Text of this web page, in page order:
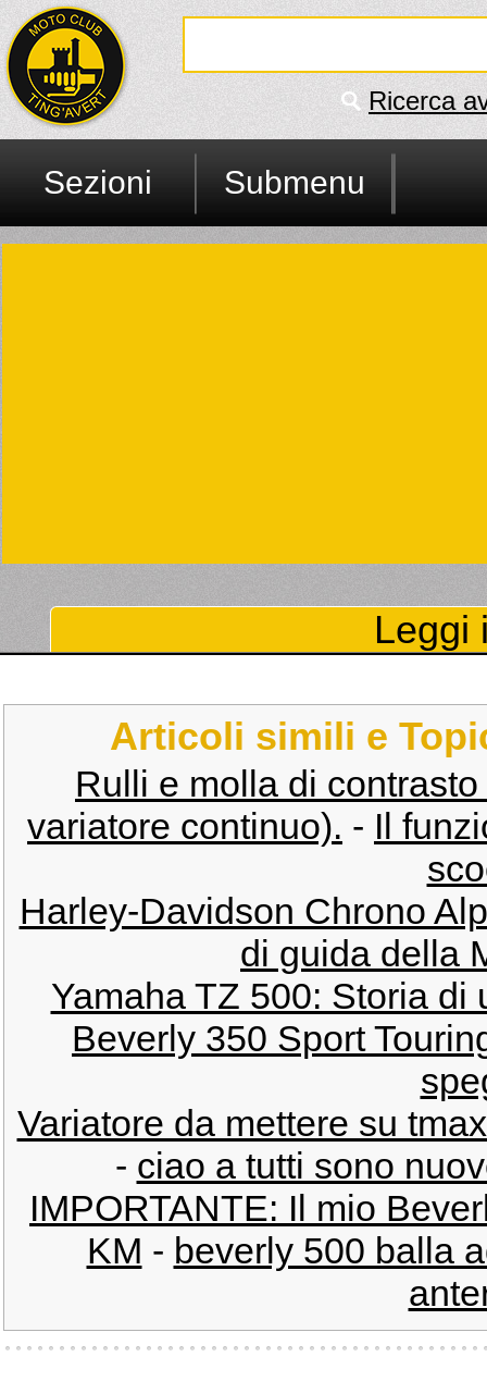
Ricerca
Sezioni Submenu
Leggi
Articoli simili e
Rulli e molla di
variatore continuo). - Il
Harley-Davidson Chrono
di guida della
Yamaha TZ 500: Storia
Beverly 350 Sport
Variatore da mettere su
- ciao a tutti sono
IMPORTANTE: Il mio
KM - beverly 500 balla